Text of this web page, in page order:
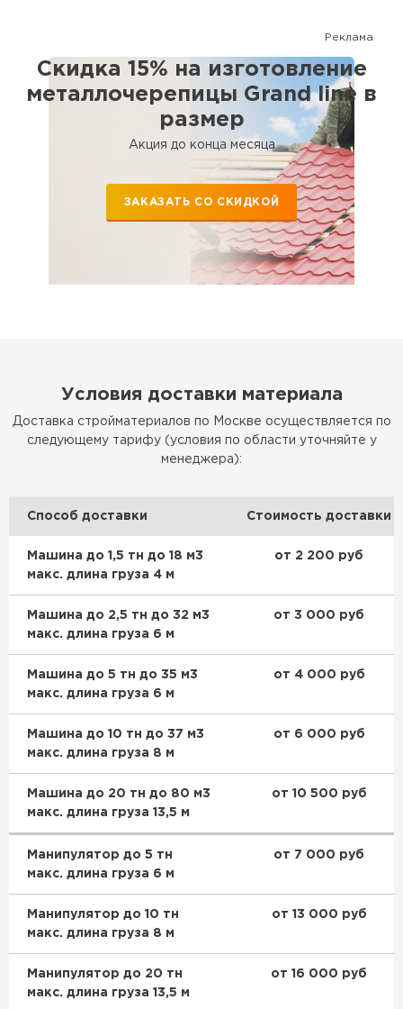
лицами.
Реклама
Скидка 15% на изготовление
металлочерепицы Grand line в
размер
Акция до конца месяца
ЗАКАЗАТЬ СО СКИДКОЙ
Условия доставки материала
Доставка стройматериалов по Москве осуществляется по
следующему тарифу (условия по области уточняйте у
менеджера):
Способ доставки Стоимость доставки
Машина до 1,5 тн до 18 м3
макс. длина груза 4 м
от 2 200 руб
Машина до 2,5 тн до 32 м3
макс. длина груза 6 м
от 3 000 руб
Машина до 5 тн до 35 м3
макс. длина груза 6 м
от 4 000 руб
Машина до 10 тн до 37 м3
макс. длина груза 8 м
от 6 000 руб
Машина до 20 тн до 80 м3
макс. длина груза 13,5 м
от 10 500 руб
Манипулятор до 5 тн
макс. длина груза 6 м
от 7 000 руб
Манипулятор до 10 тн
макс. длина груза 8 м
от 13 000 руб
Манипулятор до 20 тн
макс. длина груза 13,5 м
от 16 000 руб
Фальцевая кровля
Ондулин
ПЕРЕЙТИ